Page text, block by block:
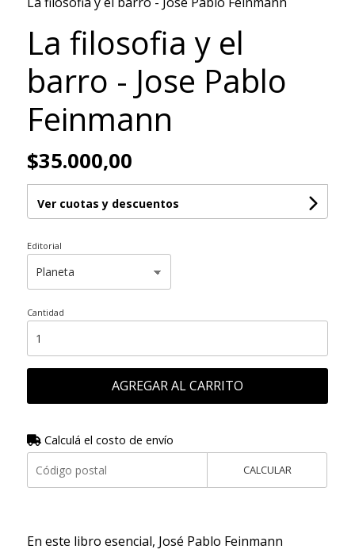
La filosofia y el
barro - Jose Pablo
Feinmann
$35.000,00
Ver cuotas y descuentos
Editorial
Cantidad
AGREGAR AL CARRITO
Calculá el costo de envío
CALCULAR
En este libro esencial, José Pablo Feinmann